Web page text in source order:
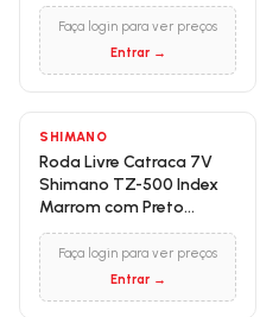
Faça login para ver preços
Entrar →
SHIMANO
Roda Livre Catraca 7V
Shimano TZ-500 Index
Marrom com Preto
14/28D
Faça login para ver preços
Entrar →